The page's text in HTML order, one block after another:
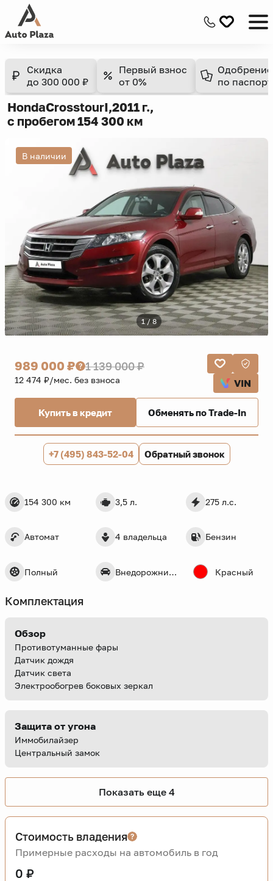
Скидка
до 300 000 ₽
Первый взнос
от 0%
Одобрение
по
HondaCrosstourI,2011 г.,
с пробегом 154 300 км
В наличии
1 / 8
154 300 км 3,5 л. 275 л.с.
Автомат 4 владельца Бензин
Полный Внедорожник 5 дв. Красный
989 000 ₽ 1 139 000 ₽
12 474 ₽/мес. без взноса VIN
Купить в кредит Обменять по Trade-In
+7 (495) 843-52-04 Обратный звонок
Комплектация
Обзор
Противотуманные фары
Датчик дождя
Датчик света
Электрообогрев боковых зеркал
Защита от угона
Иммобилайзер
Центральный замок
Показать еще 4
Стоимость владения
Примерные расходы на автомобиль в год
0 ₽